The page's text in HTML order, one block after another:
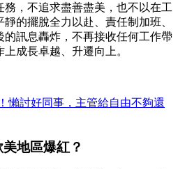
，不追求盡善盡美，也不以在工
的擺脫全力以赴、責任制加班、
訊息轟炸，不再接收任何工作帶
成長卓越、升遷向上。
懶討好同事，主管給自由不夠還
美地區爆紅？